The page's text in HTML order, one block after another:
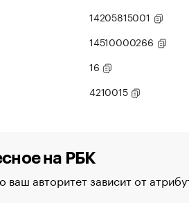
14205815001
14510000266
16
4210015
на РБК
ваш авторитет зависит от